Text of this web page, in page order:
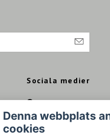
Sociala medier
Facebook
Instagram
YouTube
Denna webbplats
cookies